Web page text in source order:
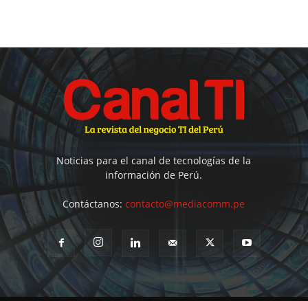
Noticias para el canal de tecnologías de la
información de Perú.
Contáctanos:contacto@mediacomm.pe